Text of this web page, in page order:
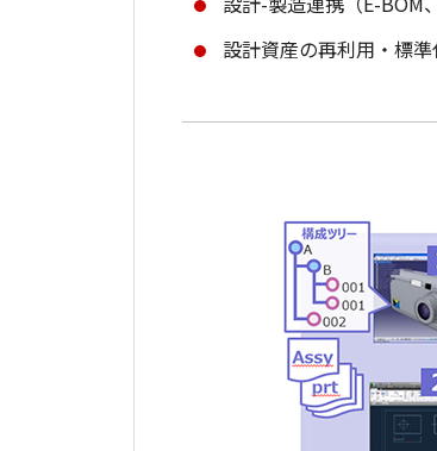
設計資産の再利用・標